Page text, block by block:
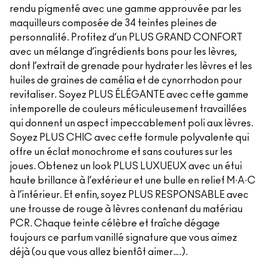
rendu pigmenté avec une gamme approuvée par les
maquilleurs composée de 34 teintes pleines de
personnalité. Profitez d’un PLUS GRAND CONFORT
avec un mélange d’ingrédients bons pour les lèvres,
dont l’extrait de grenade pour hydrater les lèvres et les
huiles de graines de camélia et de cynorrhodon pour
revitaliser. Soyez PLUS ÉLÉGANTE avec cette gamme
intemporelle de couleurs méticuleusement travaillées
qui donnent un aspect impeccablement poli aux lèvres.
Soyez PLUS CHIC avec cette formule polyvalente qui
offre un éclat monochrome et sans coutures sur les
joues. Obtenez un look PLUS LUXUEUX avec un étui
haute brillance à l’extérieur et une bulle en relief M·A·C
à l’intérieur. Et enfin, soyez PLUS RESPONSABLE avec
une trousse de rouge à lèvres contenant du matériau
PCR. Chaque teinte célèbre et fraîche dégage
toujours ce parfum vanillé signature que vous aimez
déjà (ou que vous allez bientôt aimer….).